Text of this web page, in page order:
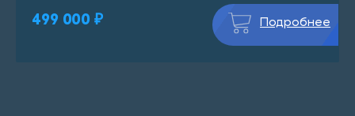
499 000 ₽ Подробнее